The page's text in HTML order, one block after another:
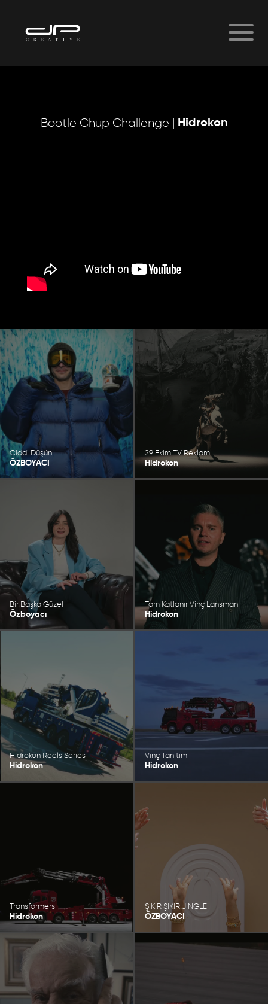
Bootle Chup Challenge | Hidrokon
Ciddi Düşün
ÖZBOYACI
29 Ekim TV Reklamı
Hidrokon
Bir Başka Güzel
Özboyacı
Tam Katlanır Vinç Lansman
Hidrokon
Hidrokon Reels Series
Hidrokon
Vinç Tanıtım
Hidrokon
Transformers
Hidrokon
ŞIKIR ŞIKIR JINGLE
ÖZBOYACI